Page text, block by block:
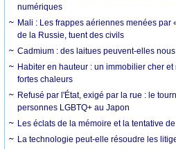
numériques
Mali : Les frappes aériennes menées par
de la Russie, tuent des civils
Cadmium : des laitues peuvent-elles
Habiter en hauteur : un immobilier cher
fortes chaleurs
Refusé par l'État, exigé par la rue : le
personnes LGBTQ+ au Japon
Les éclats de la mémoire et la tentative
La technologie peut-elle résoudre les